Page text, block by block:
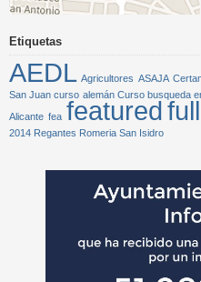
Etiquetas
AEDL Agricultores ASAJA
San Juan curso alemán Curso busqueda
Alicante fea featured
2014 Regantes Romeria San Isidro